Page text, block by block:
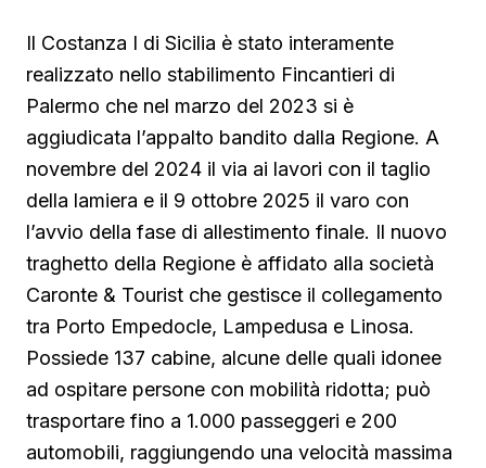
Il Costanza I di Sicilia è stato interamente
realizzato nello stabilimento Fincantieri di
Palermo che nel marzo del 2023 si è
aggiudicata l’appalto bandito dalla Regione. A
novembre del 2024 il via ai lavori con il taglio
della lamiera e il 9 ottobre 2025 il varo con
l’avvio della fase di allestimento finale. Il nuovo
traghetto della Regione è affidato alla società
Caronte & Tourist che gestisce il collegamento
tra Porto Empedocle, Lampedusa e Linosa.
Possiede 137 cabine, alcune delle quali idonee
ad ospitare persone con mobilità ridotta; può
trasportare fino a 1.000 passeggeri e 200
automobili, raggiungendo una velocità massima